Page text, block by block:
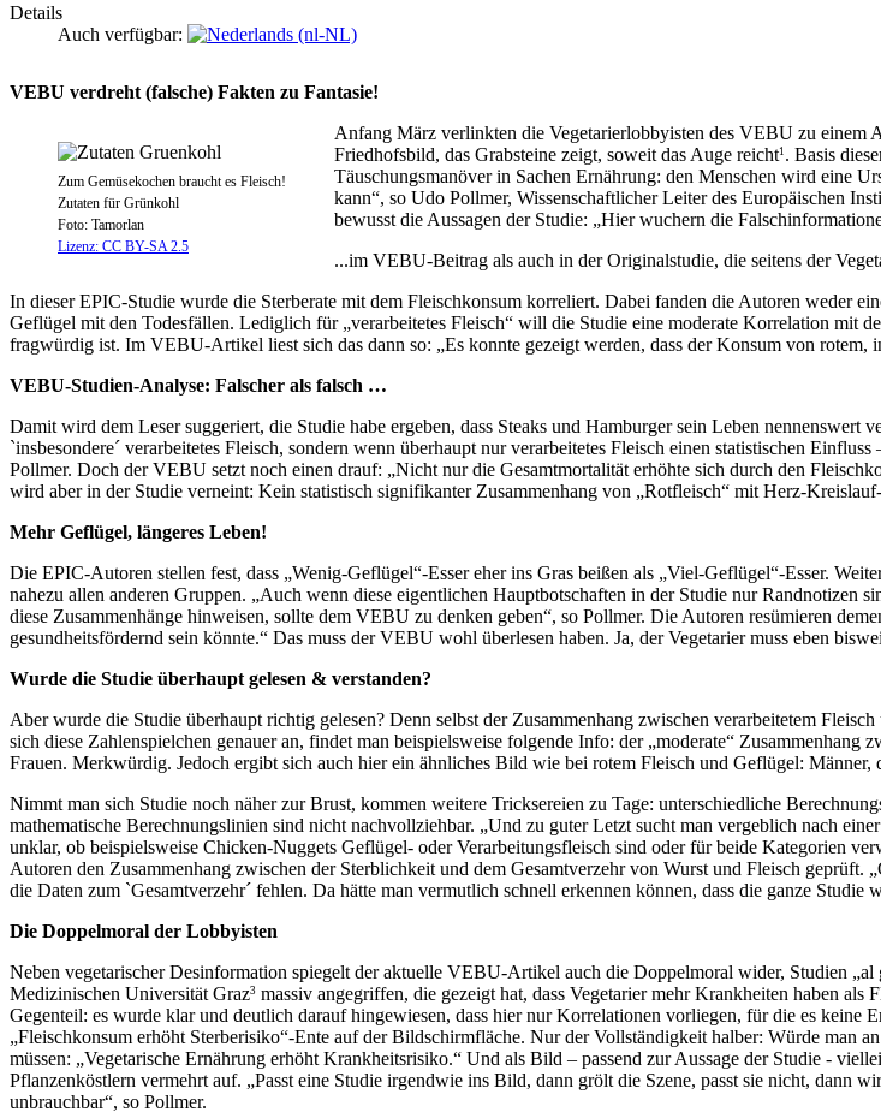
Details
Auch verfügbar:
VEBU verdreht (falsche) Fakten zu Fantasie!
Zum Gemüsekochen braucht es Fleisch!
Zutaten für Grünkohl
Foto: Tamorlan
Lizenz: CC BY-SA 2.5
Anfang März verlinkten die Vegetarierlobbyisten des VEBU zu einem
Friedhofsbild, das Grabsteine zeigt, soweit das Auge reicht1 . Basis
Täuschungsmanöver in Sachen Ernährung: den Menschen wird eine
kann“, so Udo Pollmer, Wissenschaftlicher Leiter des Europäischen
bewusst die Aussagen der Studie: „Hier wuchern die
...im VEBU-Beitrag als auch in der Originalstudie, die seitens der
In dieser EPIC-Studie wurde die Sterberate mit dem Fleischkonsum korreliert. Dabei fanden die Autoren weder
Geflügel mit den Todesfällen. Lediglich für „verarbeitetes Fleisch“ will die Studie eine moderate Korrelation mit
fragwürdig ist. Im VEBU-Artikel liest sich das dann so: „Es konnte gezeigt werden, dass der Konsum von rotem,
VEBU-Studien-Analyse: Falscher als falsch …
Damit wird dem Leser suggeriert, die Studie habe ergeben, dass Steaks und Hamburger sein Leben nennenswert
`insbesondere´ verarbeitetes Fleisch, sondern wenn überhaupt nur verarbeitetes Fleisch einen statistischen
Pollmer. Doch der VEBU setzt noch einen drauf: „Nicht nur die Gesamtmortalität erhöhte sich durch den
wird aber in der Studie verneint: Kein statistisch signifikanter Zusammenhang von „Rotfleisch“ mit Herz-
Mehr Geflügel, längeres Leben!
Die EPIC-Autoren stellen fest, dass „Wenig-Geflügel“-Esser eher ins Gras beißen als „Viel-Geflügel“-Esser.
nahezu allen anderen Gruppen. „Auch wenn diese eigentlichen Hauptbotschaften in der Studie nur Randnotizen
diese Zusammenhänge hinweisen, sollte dem VEBU zu denken geben“, so Pollmer. Die Autoren resümieren
gesundheitsfördernd sein könnte.“ Das muss der VEBU wohl überlesen haben. Ja, der Vegetarier muss eben
Wurde die Studie überhaupt gelesen & verstanden?
Aber wurde die Studie überhaupt richtig gelesen? Denn selbst der Zusammenhang zwischen verarbeitetem
sich diese Zahlenspielchen genauer an, findet man beispielsweise folgende Info: der „moderate“
Frauen. Merkwürdig. Jedoch ergibt sich auch hier ein ähnliches Bild wie bei rotem Fleisch und Geflügel:
Nimmt man sich Studie noch näher zur Brust, kommen weitere Tricksereien zu Tage: unterschiedliche
mathematische Berechnungslinien sind nicht nachvollziehbar. „Und zu guter Letzt sucht man vergeblich nach
unklar, ob beispielsweise Chicken-Nuggets Geflügel- oder Verarbeitungsfleisch sind oder für beide Kategorien
Autoren den Zusammenhang zwischen der Sterblichkeit und dem Gesamtverzehr von Wurst und Fleisch
die Daten zum `Gesamtverzehr´ fehlen. Da hätte man vermutlich schnell erkennen können, dass die ganze Studie
Die Doppelmoral der Lobbyisten
Neben vegetarischer Desinformation spiegelt der aktuelle VEBU-Artikel auch die Doppelmoral wider, Studien
Medizinischen Universität Graz3 massiv angegriffen, die gezeigt hat, dass Vegetarier mehr Krankheiten haben
Gegenteil: es wurde klar und deutlich darauf hingewiesen, dass hier nur Korrelationen vorliegen, für die es
„Fleischkonsum erhöht Sterberisiko“-Ente auf der Bildschirmfläche. Nur der Vollständigkeit halber: Würde man
müssen: „Vegetarische Ernährung erhöht Krankheitsrisiko.“ Und als Bild – passend zur Aussage der Studie -
Pflanzenköstlern vermehrt auf. „Passt eine Studie irgendwie ins Bild, dann grölt die Szene, passt sie nicht, dann
unbrauchbar“, so Pollmer.